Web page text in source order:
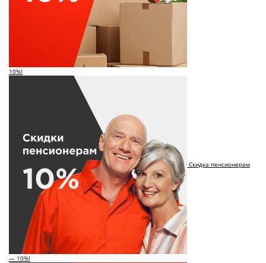
10%!
Скидка пенсионерам
— 10%!